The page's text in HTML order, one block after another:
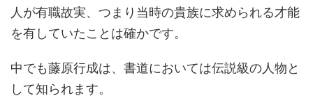
人が有職故実、つまり当時の貴族に求められる才能
を有していたことは確かです。
中でも藤原行成は、書道においては伝説級の人物と
して知られます。